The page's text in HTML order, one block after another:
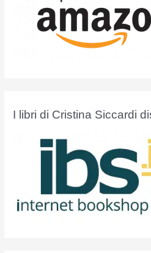
I libri di Cristina Siccardi